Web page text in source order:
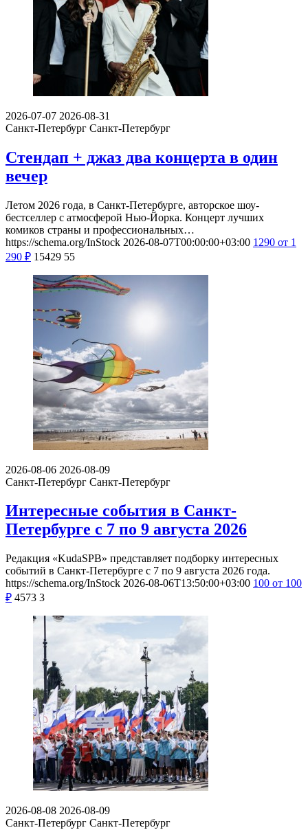
2026-07-07 2026-08-31
Санкт-Петербург Санкт-Петербург
Стендап + джаз два концерта в один
вечер
Летом 2026 года, в Санкт-Петербурге, авторское шоу-
бестселлер с атмосферой Нью-Йорка. Концерт лучших
комиков страны и профессиональных…
https://schema.org/InStock 2026-08-07T00:00:00+03:00 1290 от 1
290 ₽ 15429 55
2026-08-06 2026-08-09
Санкт-Петербург Санкт-Петербург
Интересные события в Санкт-
Петербурге с 7 по 9 августа 2026
Редакция «KudaSPB» представляет подборку интересных
событий в Санкт-Петербурге с 7 по 9 августа 2026 года.
https://schema.org/InStock 2026-08-06T13:50:00+03:00 100 от 100
₽ 4573 3
2026-08-08 2026-08-09
Санкт-Петербург Санкт-Петербург